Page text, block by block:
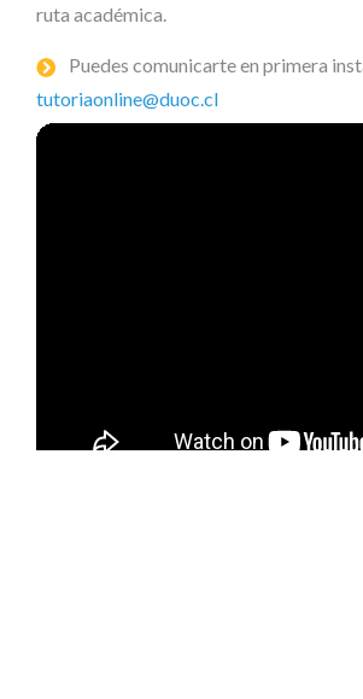
ruta académica.
Puedes comunicarte en primera
tutoriaonline@duoc.cl